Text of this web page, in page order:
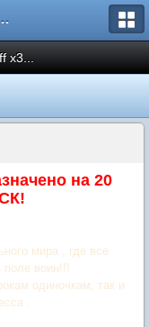
L2BesT.Org
x3...
на 20
мира , где все
воин!!!
одиночкам, так и
.